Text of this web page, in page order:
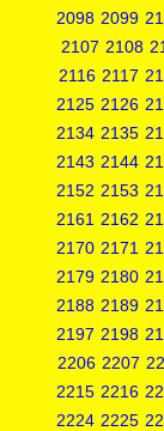
2098 2099
2107 2108
2116 2117
2125 2126
2134 2135
2143 2144
2152 2153
2161 2162
2170 2171
2179 2180
2188 2189
2197 2198
2206 2207
2215 2216
2224 2225